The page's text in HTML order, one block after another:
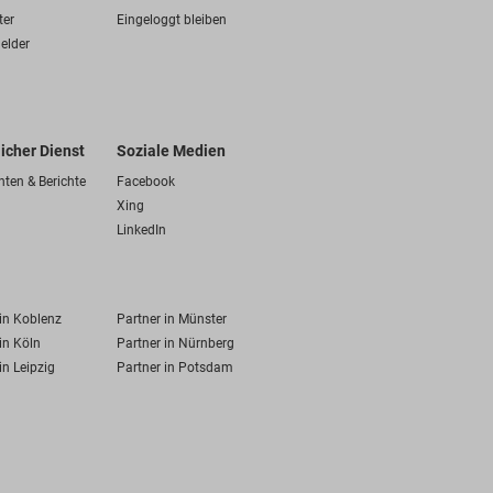
Eingeloggt bleiben
Dienst
& Berichte
Soziale Medien
Facebook
Xing
LinkedIn
Koblenz
Partner in Münster
Köln
Partner in Nürnberg
Leipzig
Partner in Potsdam